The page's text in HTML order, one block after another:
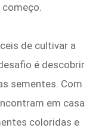
de cultivar a
é descobrir
sementes. Com
em casa
coloridas e